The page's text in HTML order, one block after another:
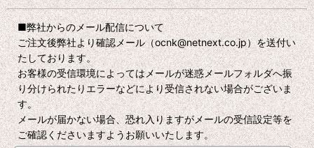
■弊社からのメール配信について
ご注文後弊社より確認メール（ocnk@netnext.co.jp）を送付い
たしております。
お客様の受信環境によってはメールが迷惑メールフォルダへ振
り分けられたりエラーなどにより受信されない場合がございま
す。
メールが届かない場合、恐れ入りますがメールの受信設定等を
ご確認くださいますようお願いいたします。